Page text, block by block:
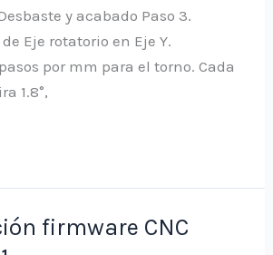
y acabado Paso 3.
Eje rotatorio en Eje Y.
por mm para el torno. Cada
1.8°,
firmware CNC